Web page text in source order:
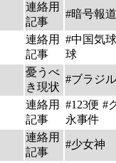
連絡用
記事
#暗号報道
連絡用
記事
#中国気
球
憂うべ
き現状
#ブラジ
連絡用
記事
#123便 #
永事件
連絡用
記事
#少女神